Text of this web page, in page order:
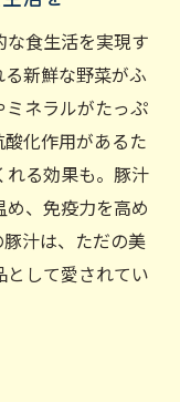
食生活を実現す
新鮮な野菜がふ
ネラルがたっぷ
化作用があるた
れる効果も。豚汁
、免疫力を高め
汁は、ただの美
して愛されてい